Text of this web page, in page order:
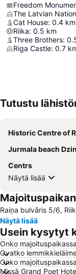
Freedom
The Latvian
Cat House: 0.4 km
Riika: 0.5 km
Three Brothers:
Riga Castle: 0.7
Tutustu
Historic Centre of
Jurmala beach
Centrs
Näytä lisää
Raiņa bulvāris 5/6,
Näytä lisää
Usein kysytyt
Onko
Ovatko
Onko
Missä Grand Poet